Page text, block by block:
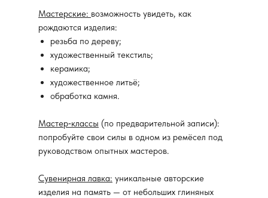
Мастерские: возможность увидеть, как
рождаются изделия:
резьба по дереву;
художественный текстиль;
керамика;
художественное литьё;
обработка камня.
Мастер‑классы (по предварительной записи):
попробуйте свои силы в одном из ремёсел под
руководством опытных мастеров.
Сувенирная лавка: уникальные авторские
изделия на память — от небольших глиняных